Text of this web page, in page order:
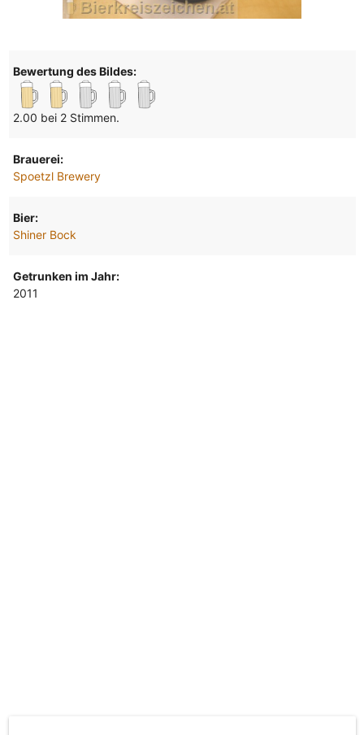
Bewertung des Bildes:
2.00 bei 2 Stimmen.
Brauerei:
Spoetzl Brewery
Bier:
Shiner Bock
Getrunken im Jahr:
2011